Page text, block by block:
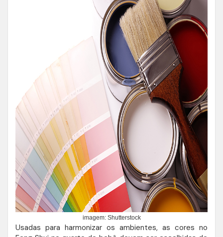
imagem: Shutterstock
Usadas para harmonizar os ambientes, as cores no